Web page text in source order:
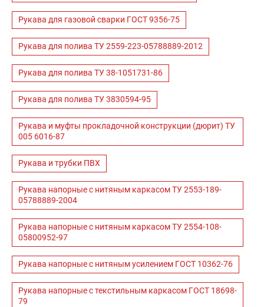
Рукава для газовой сварки ГОСТ 9356-75
Рукава для полива ТУ 2559-223-05788889-2012
Рукава для полива ТУ 38-1051731-86
Рукава для полива ТУ 3830594-95
Рукава и муфты прокладочной конструкции (дюрит) ТУ
005 6016-87
Рукава и трубки ПВХ
Рукава напорные с нитяным каркасом ТУ 2553-189-
05788889-2004
Рукава напорные с нитяным каркасом ТУ 2554-108-
05800952-97
Рукава напорные с нитяным усилением ГОСТ 10362-76
Рукава напорные с текстильным каркасом ГОСТ 18698-
79